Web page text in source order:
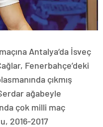
Antalya‘da İsveç
Fenerbahçe’deki
çıkmış
ağabeyle
çok milli maç
2016-2017